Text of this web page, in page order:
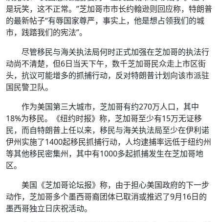
是玩笑，这不正常。”芝加哥市市长约翰逊则回应称，特朗普
的最新帖子“有辱国家尊严，事实上，他是想占领我们的城
市，践踏我们的宪法”。
尽管移民与海关执法局何时正式加强在芝加哥的执法行
动尚不清楚，但6日当天下午，数千芝加哥民众走上市区街
头，抗议可能增多的抓捕行动，反对特朗普计划向该市派驻
国民警卫队。
作为美国第三大城市，芝加哥有约270万人口，其中
18%为移民。《纽约时报》称，芝加哥至少有15万无证移
民，而自特朗普上任以来，移民与海关执法局至少在伊利诺
伊州实施了1400起移民抓捕行动，人均逮捕率远低于纽约州
等其他移民密集州，其中有1000多起抓捕发生在芝加哥地
区。
美国《芝加哥论坛报》称，由于担心美国政府的下一步
动作，芝加哥多个墨西哥裔团体已取消或推迟了9月16日的
墨西哥独立日庆祝活动。